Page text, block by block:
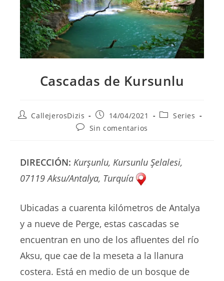
Cascadas de Kursunlu
AutorCallejerosDizis
Publicación
la
14/04/2021
Categoría
Series
Comentarios
Sin comentarios
DIRECCIÓN: Kurşunlu, Kursunlu Şelalesi,
07119 Aksu/Antalya, Turquía
Ubicadas a cuarenta kilómetros de Antalya
y a nueve de Perge, estas cascadas se
encuentran en uno de los afluentes del río
Aksu, que cae de la meseta a la llanura
costera. Está en medio de un bosque de